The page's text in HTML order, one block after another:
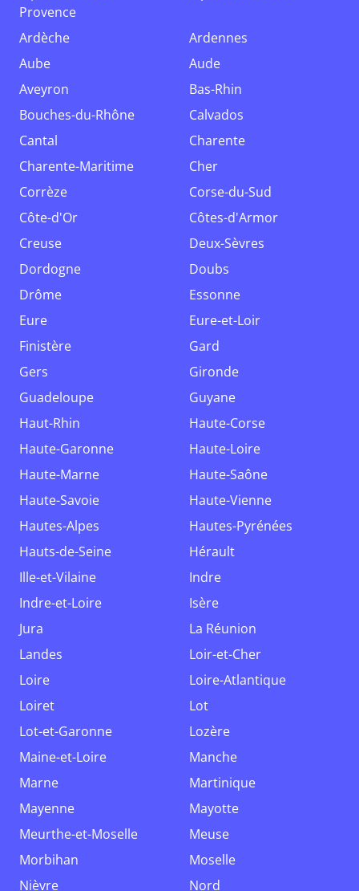
Provence
Ardèche
Ardennes
Aube
Aude
Aveyron
Bas-Rhin
Bouches-du-Rhône
Calvados
Cantal
Charente
Charente-Maritime
Cher
Corrèze
Corse-du-Sud
Côte-d'Or
Côtes-d'Armor
Creuse
Deux-Sèvres
Dordogne
Doubs
Drôme
Essonne
Eure
Eure-et-Loir
Finistère
Gard
Gers
Gironde
Guadeloupe
Guyane
Haut-Rhin
Haute-Corse
Haute-Garonne
Haute-Loire
Haute-Marne
Haute-Saône
Haute-Savoie
Haute-Vienne
Hautes-Alpes
Hautes-Pyrénées
Hauts-de-Seine
Hérault
Ille-et-Vilaine
Indre
Indre-et-Loire
Isère
Jura
La Réunion
Landes
Loir-et-Cher
Loire
Loire-Atlantique
Loiret
Lot
Lot-et-Garonne
Lozère
Maine-et-Loire
Manche
Marne
Martinique
Mayenne
Mayotte
Meurthe-et-Moselle
Meuse
Morbihan
Moselle
Nièvre
Nord